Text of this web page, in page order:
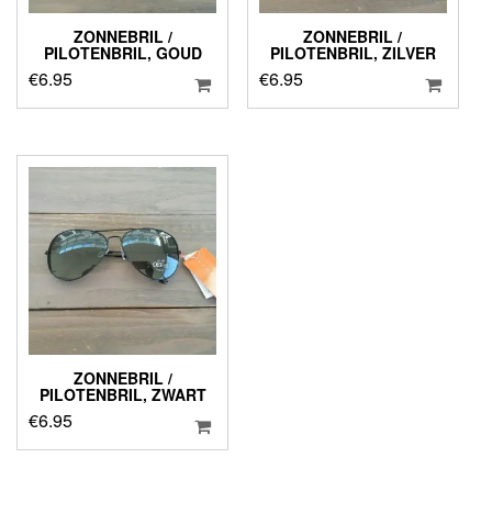
ZONNEBRIL /
PILOTENBRIL, GOUD
€6.95
ZONNEBRIL /
PILOTENBRIL, ZILVER
€6.95
ZONNEBRIL /
PILOTENBRIL, ZWART
€6.95